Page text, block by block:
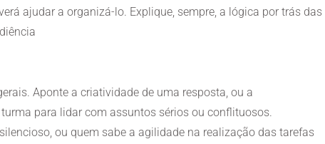
ajudar a organizá-lo. Explique, sempre, a lógica por trás das
Aponte a criatividade de uma resposta, ou a
para lidar com assuntos sérios ou conflituosos.
ou quem sabe a agilidade na realização das tarefas